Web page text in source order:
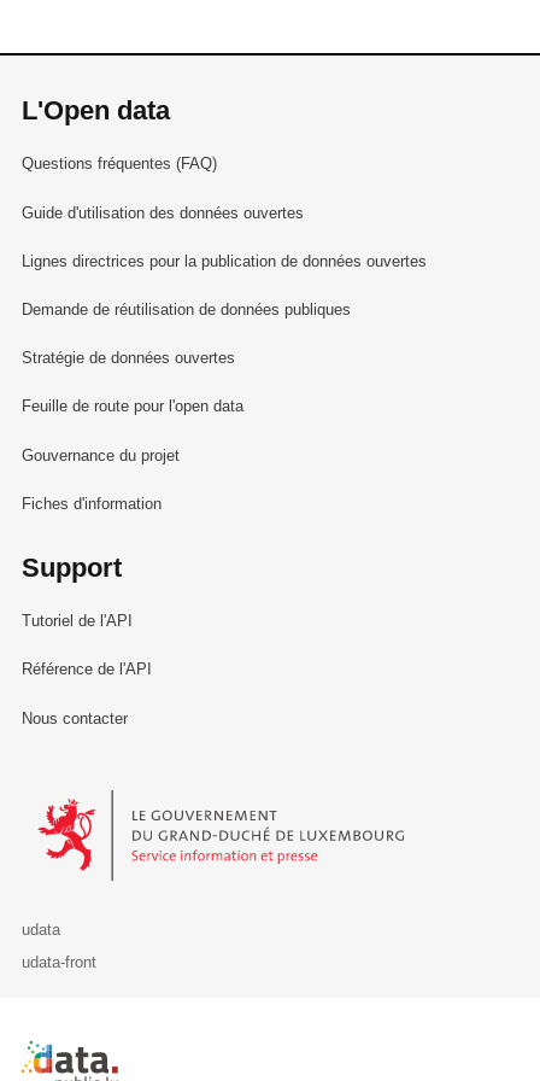
L'Open data
Questions fréquentes (FAQ)
Guide d'utilisation des données ouvertes
Lignes directrices pour la publication de données ouvertes
Demande de réutilisation de données publiques
Stratégie de données ouvertes
Feuille de route pour l'open data
Gouvernance du projet
Fiches d'information
Support
Tutoriel de l'API
Référence de l'API
Nous contacter
Le Gouvernement du Grand-Duché de Luxembourg - Service
udata
udata-front
Retour à l'accueil de data.public.lu